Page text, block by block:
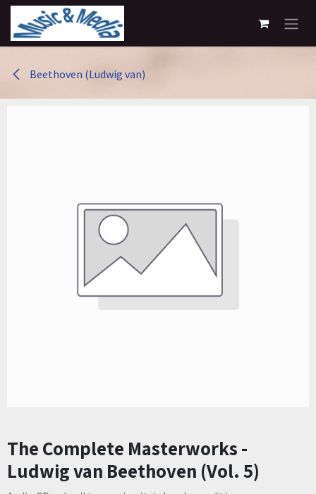
Overslaan naar inhoud
Beethoven (Ludwig van)
The Complete Masterworks -
Ludwig van Beethoven (Vol. 5)